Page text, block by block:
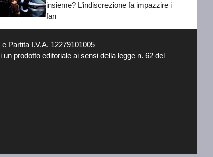
insieme? L’indiscrezione fa impazzire i
fan
Partita I.V.A. 12279101005
prodotto editoriale ai sensi della legge n. 62 del